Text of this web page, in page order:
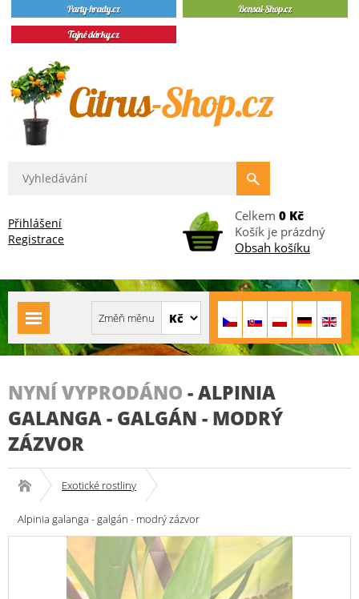
Přihlášení
Registrace
Celkem 0 Kč
Košík je prázdný
Obsah košíku
NYNÍ VYPRODÁNO -ALPINIA
GALANGA - GALGÁN - MODRÝ
ZÁZVOR
Exotické rostliny
Alpinia galanga - galgán - modrý zázvor